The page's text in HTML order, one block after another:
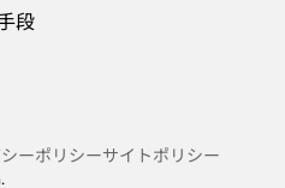
段
ーポリシーサイトポリシー